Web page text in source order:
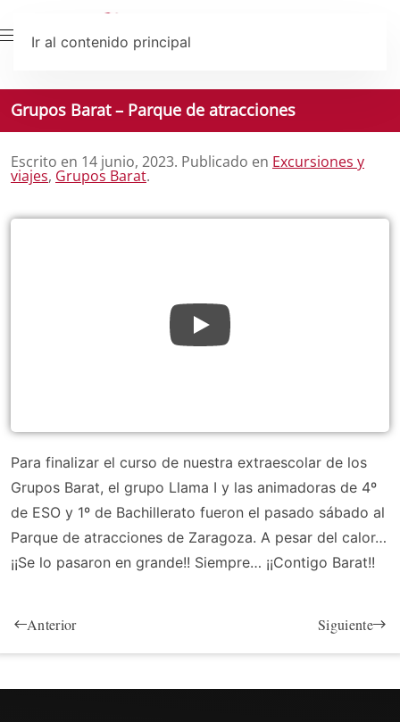
Ir al contenido principal
Grupos Barat – Parque de atracciones
Escrito en 14 junio, 2023. Publicado en Excursiones y
viajes, Grupos Barat.
Para finalizar el curso de nuestra extraescolar de los
Grupos Barat, el grupo Llama I y las animadoras de 4º
de ESO y 1º de Bachillerato fueron el pasado sábado al
Parque de atracciones de Zaragoza. A pesar del calor…
¡¡Se lo pasaron en grande!! Siempre… ¡¡Contigo Barat!!
Anterior Siguiente